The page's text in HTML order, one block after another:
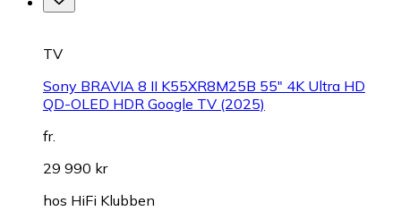
TV
Sony BRAVIA 8 II K55XR8M25B 55" 4K Ultra HD
QD-OLED HDR Google TV (2025)
fr.
29 990 kr
hos HiFi Klubben